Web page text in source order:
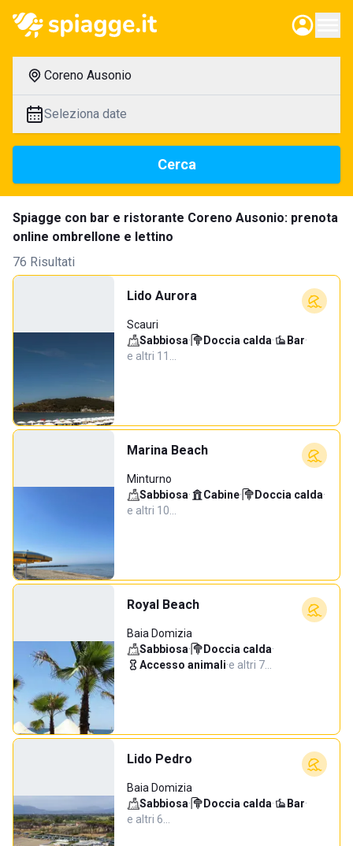
Coreno Ausonio
Seleziona date
Cerca
Spiagge con bar e ristorante Coreno Ausonio: prenota
online ombrellone e lettino
76 Risultati
Lido Aurora
Scauri
Sabbiosa· Doccia calda· Bar·
e altri 11…
Marina Beach
Minturno
Sabbiosa· Cabine· Doccia calda·
e altri 10…
Royal Beach
Baia Domizia
Sabbiosa· Doccia calda·
Accesso animali·e altri 7…
Lido Pedro
Baia Domizia
Sabbiosa· Doccia calda· Bar·
e altri 6…